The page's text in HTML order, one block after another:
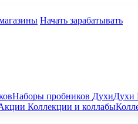
Начать зарабатывать
Наборы пробников ДухиДухи
Коллекции и коллабы